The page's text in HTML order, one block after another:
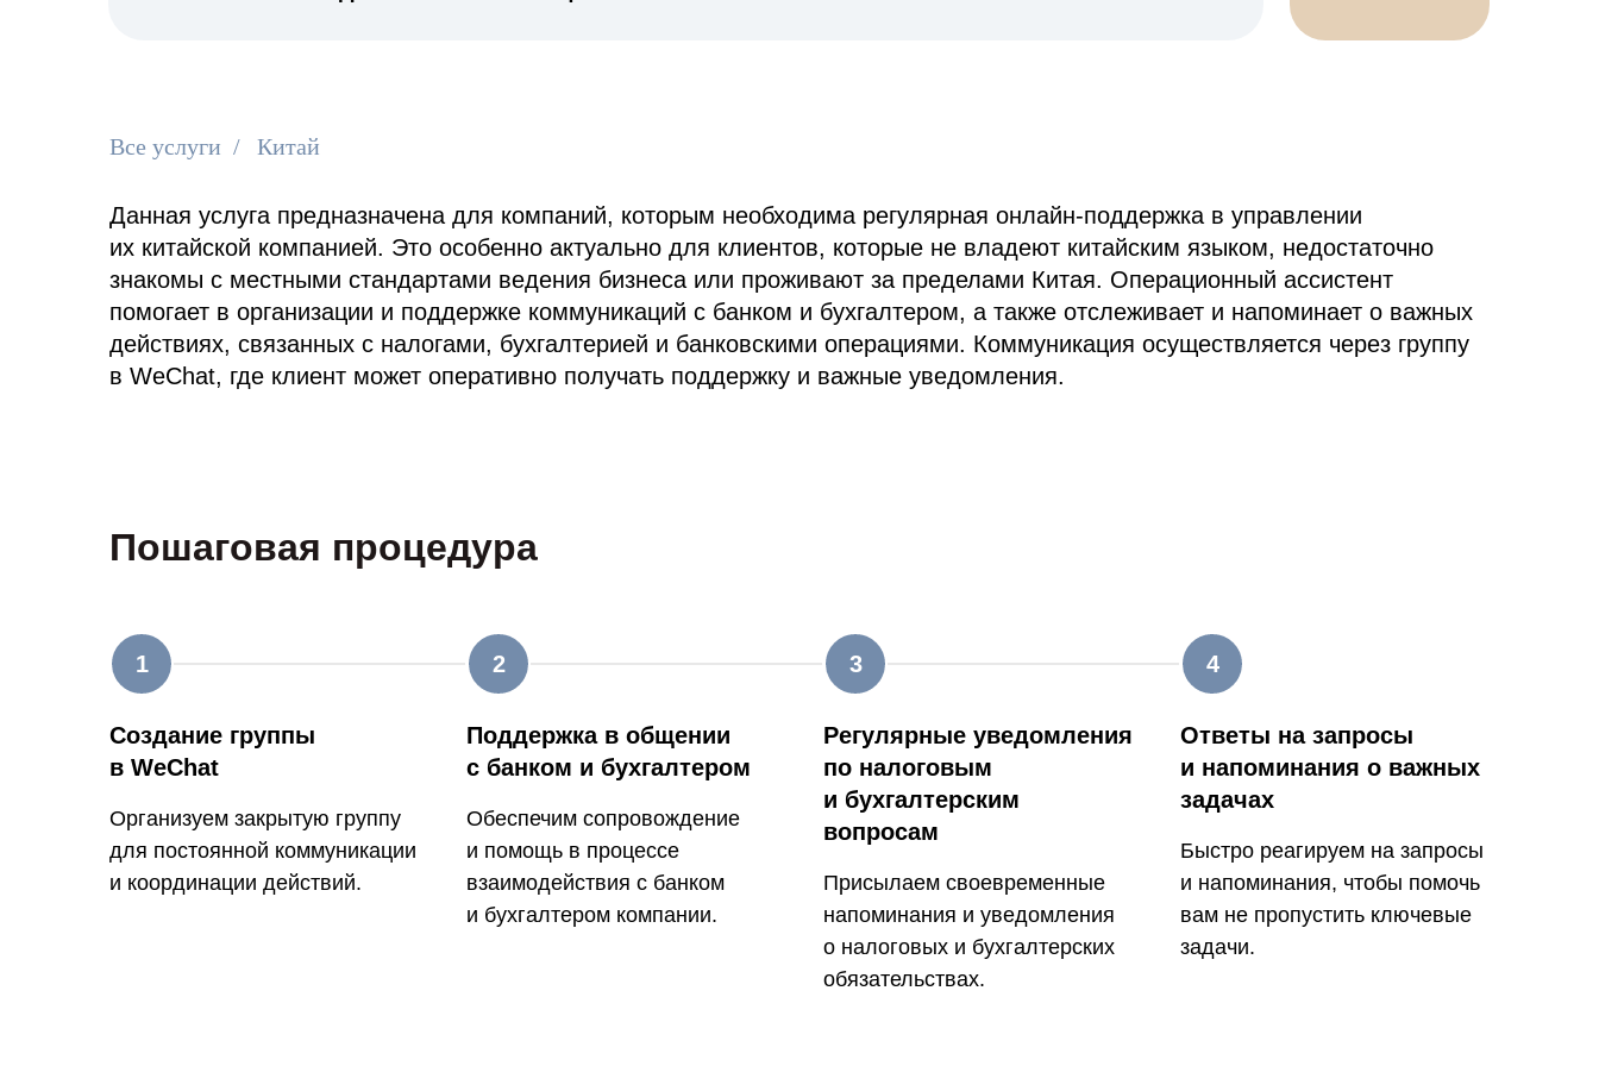
Все услуги / Китай
Данная услуга предназначена для компаний, которым необходима регулярная онлайн-поддержка в управлении
их китайской компанией. Это особенно актуально для клиентов, которые не владеют китайским языком, недостаточно
знакомы с местными стандартами ведения бизнеса или проживают за пределами Китая. Операционный ассистент
помогает в организации и поддержке коммуникаций с банком и бухгалтером, а также отслеживает и напоминает о важных
действиях, связанных с налогами, бухгалтерией и банковскими операциями. Коммуникация осуществляется через группу
в WeChat, где клиент может оперативно получать поддержку и важные уведомления.
Пошаговая процедура
Создание группы
в WeChat
Организуем закрытую группу
для постоянной коммуникации
и координации действий.
Поддержка в общении
с банком и бухгалтером
Обеспечим сопровождение
и помощь в процессе
взаимодействия с банком
и бухгалтером компании.
Регулярные уведомления
по налоговым
и бухгалтерским
вопросам
Присылаем своевременные
напоминания и уведомления
о налоговых и бухгалтерских
обязательствах.
Ответы на запросы
и напоминания о важных
задачах
Быстро реагируем на запросы
и напоминания, чтобы помочь
вам не пропустить ключевые
задачи.